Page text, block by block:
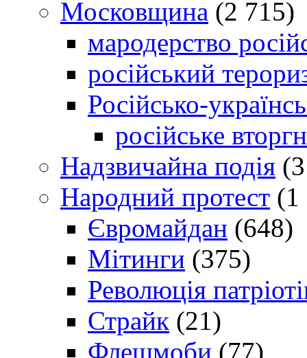
Московщина (2 715)
мародерство
російський
Російсько-
російське
Надзвичайна подія
Народний протест (1
Євромайдан (648)
Мітинги (375)
Революція
Страйк (21)
Флешмоби (77)